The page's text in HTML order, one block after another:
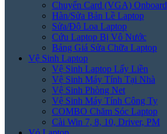
Chuyển Card (VGA) Onboard
Hàn/Sửa Bản Lề Laptop
Sửa/Độ Loa Laptop
Cứu Laptop Bị Vô Nước
Bảng Giá Sửa Chữa Laptop
Vệ Sinh Laptop
Vệ Sinh Laptop Lấy Liền
Vệ Sinh Máy Tính Tại Nhà
Vệ Sinh Phòng Net
Vệ Sinh Máy Tính Công Ty
COMBO Chăm Sóc Laptop
Cài Win 7, 8, 10, Driver, PM